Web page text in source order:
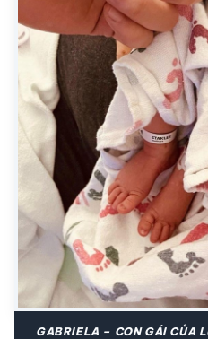
GABRIELA – CON GÁI CỦA